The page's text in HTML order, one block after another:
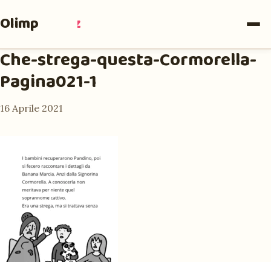
Olimpia Ruiz
Che-strega-questa-Cormorella-
Pagina021-1
16 Aprile 2021